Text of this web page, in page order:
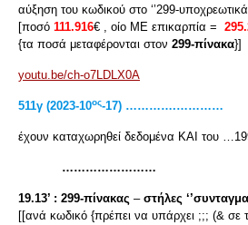
αύξηση του κωδικού στο ‘’299-
[ποσό 111.916€ , οίο ΜΕ επικαρπία =
{τα ποσά μεταφέρονται στον 299-πίνακα}]
youtu.be/ch-o7LDLX0A
511γ (2023-10ος-17) ………….…………
έχουν καταχωρηθεί δεδομένα ΚΑΙ του
……………………
19.13’ : 299-πίνακας – στήλες
[[ανά κωδικό {πρέπει να υπάρχει ;;; (& σε